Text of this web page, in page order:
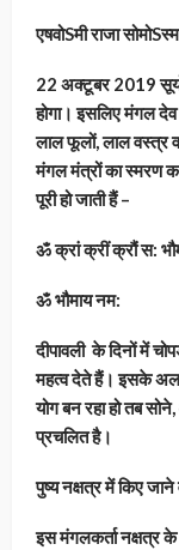
एषवोSमी राजा
22 अक्टूबर 2019
होगा। इसलिए मंगल
लाल फूलों, लाल वस्त्र
मंगल मंत्रों का स्मरण
पूरी हो जाती हैं –
ॐ क्रां क्रीं क्रौं स:
ॐ भौमाय नम:
दीपावली के दिनों में
महत्व देते हैं। इसके
योग बन रहा हो तब
प्रचलित है।
पुष्य नक्षत्र में किए जाने
इस मंगलकर्ता नक्षत्र के